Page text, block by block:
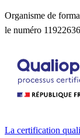
Organisme de
le numéro
La certification